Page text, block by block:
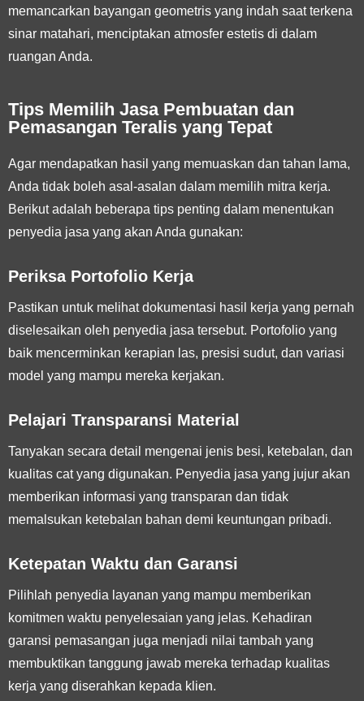
memancarkan bayangan geometris yang indah saat terkena
sinar matahari, menciptakan atmosfer estetis di dalam
ruangan Anda.
Tips Memilih Jasa Pembuatan dan
Pemasangan Teralis yang Tepat
Agar mendapatkan hasil yang memuaskan dan tahan lama,
Anda tidak boleh asal-asalan dalam memilih mitra kerja.
Berikut adalah beberapa tips penting dalam menentukan
penyedia jasa yang akan Anda gunakan:
Periksa Portofolio Kerja
Pastikan untuk melihat dokumentasi hasil kerja yang pernah
diselesaikan oleh penyedia jasa tersebut. Portofolio yang
baik mencerminkan kerapian las, presisi sudut, dan variasi
model yang mampu mereka kerjakan.
Pelajari Transparansi Material
Tanyakan secara detail mengenai jenis besi, ketebalan, dan
kualitas cat yang digunakan. Penyedia jasa yang jujur akan
memberikan informasi yang transparan dan tidak
memalsukan ketebalan bahan demi keuntungan pribadi.
Ketepatan Waktu dan Garansi
Pilihlah penyedia layanan yang mampu memberikan
komitmen waktu penyelesaian yang jelas. Kehadiran
garansi pemasangan juga menjadi nilai tambah yang
membuktikan tanggung jawab mereka terhadap kualitas
kerja yang diserahkan kepada klien.